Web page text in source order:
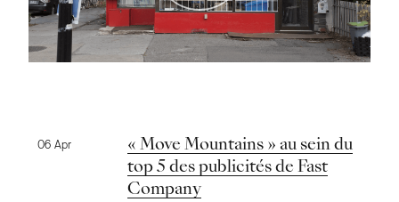
Nouvelles précédentes
06 Apr
« Move Mountains » au sein du
top 5 des publicités de Fast
Company